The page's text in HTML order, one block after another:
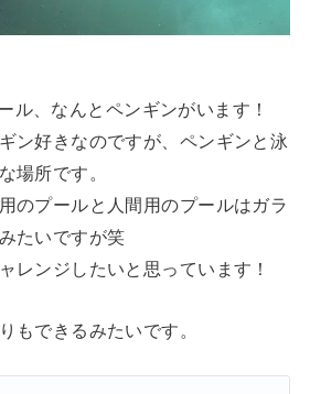
ル、なんとペンギンがいます！
ン好きなのですが、ペンギンと泳
場所です。
のプールと人間用のプールはガラ
たいですが笑
レンジしたいと思っています！
もできるみたいです。